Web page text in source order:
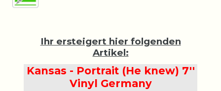
Ihr ersteigert hier folgenden
Artikel:
Kansas - Portrait (He knew) 7''
Vinyl Germany